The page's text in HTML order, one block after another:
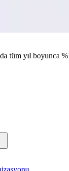
tüm yıl boyunca